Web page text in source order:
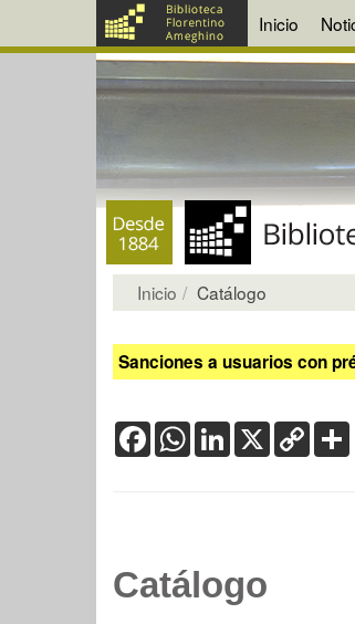
Inicio
Inicio Catálogo
Sanciones a usuarios con
FacebookWhatsApp
LinkedIn
X Copy
Link
Catálogo